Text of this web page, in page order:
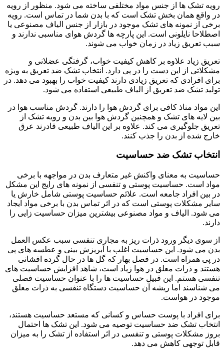
رویه تشک ها از جنس مواد مختلفی ساخته می شود. منظور از رویه
در واقع همان بخش تشک است که با بدن شما در تماس است. رویه
برخی از نمونه های تشک موجود در بازار از جنس الیاف مصنوعی یا
اصطلاحا نایلونی است. این پارچه ها گردش هوای مناسبی ندارند و
سبب تعریق زیاد در زمان خواب می شوند.
تعریق زیاد علاوه بر کاهش کیفیت خواب، گرفتگی عضلانی و
مشکلاتی از این دست را در پی دارد. انتخاب تشک ضد تعریق به ویژه
برای افرادی که تعریق زیادی دارند کیفیت خواب را بهبود می دهد. در
تولید تشک ضد تعریق از الیاف طبیعی استفاده می شود.
این مواد مناذ کافی برای گردش هوا را دارند. گردش مناسب هوا در
بین لایه های تشک و همچنین گردش هوا بین بدن و رویه تشک از
تعریق جلوگیری می کند. علاوه بر این الیاف طبیعی قادرند عرق
خارج شده از بدن را جذب کنند.
انتخاب تشک ضد حساسیت
حساسیت به معنای واکنش غیر متعارف بدن در مواجهه با برخی
مواد است. حساسیت پوستی و تنفسی از نمونه های رایج این مشکل
در بین افراد جامعه است. علائم حساسیت پوستی شامل خارش یا
سایر مشکلات پوستی است که در اثر تماس بدن با برخی مواد ایجاد
می شود. الیاف و مواد مصنوعی بیشترین میزان حساسیت زایی را
دارند.
از سوی دیگر ورود ذرات ریز به مجاری تنفسی سبب عکس العمل
بدن می شود. این حساسیت اغلب با آبریزش بینی و عطسه های پی
در پی همراه است. در فصل بهار که گل ها در حال گرده افشانی
هستند و ذرات معلق در هوا زیاد است، شاهد افزایش حساسیت های
تنفسی هستم. این قبیل حساسیت ها را با عنوان حساسیت فصلی
می شناسند اما ریشه آن حساسیت دستگاه تنفسی به ذرات معلق
موجود در هواست.
برای افراد با پوست حساس و کسانی که مستعد حساسیت هستند،
انتخاب تشک ضد حساسیت توصیه می شود. این تشک ها احتمال
بروز مشکلات پوستی و تنفسی در اثر استفاده از تشک را به میزان
قابل توجهی کاهش می دهد.